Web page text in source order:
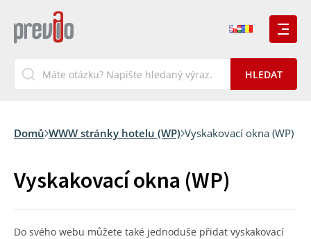
Domů WWW stránky hotelu (WP) Vyskakovací okna (WP)
Vyskakovací okna (WP)
Do svého webu můžete také jednoduše přidat vyskakovací